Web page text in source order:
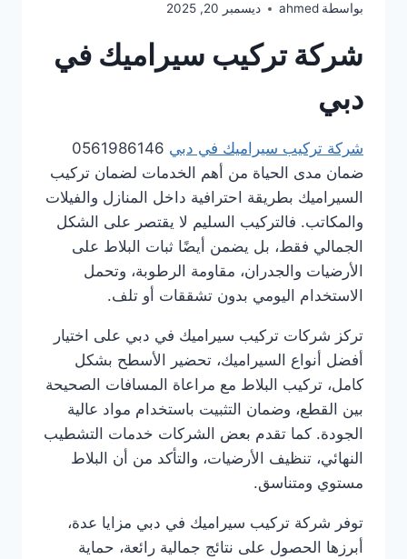
بواسطة ahmed ديسمبر 20, 2025
شركة تركيب سيراميك في
دبي
شركة تركيب سيراميك في دبي 0561986146
ضمان مدى الحياة من أهم الخدمات لضمان تركيب
السيراميك بطريقة احترافية داخل المنازل والفيلات
والمكاتب. فالتركيب السليم لا يقتصر على الشكل
الجمالي فقط، بل يضمن أيضًا ثبات البلاط على
الأرضيات والجدران، مقاومة الرطوبة، وتحمل
الاستخدام اليومي بدون تشققات أو تلف.
تركز شركات تركيب سيراميك في دبي على اختيار
أفضل أنواع السيراميك، تحضير الأسطح بشكل
كامل، تركيب البلاط مع مراعاة المسافات الصحيحة
بين القطع، وضمان التثبيت باستخدام مواد عالية
الجودة. كما تقدم بعض الشركات خدمات التشطيب
النهائي، تنظيف الأرضيات، والتأكد من أن البلاط
مستوي ومتناسق.
توفر شركة تركيب سيراميك في دبي مزايا عدة،
أبرزها الحصول على نتائج جمالية رائعة، حماية